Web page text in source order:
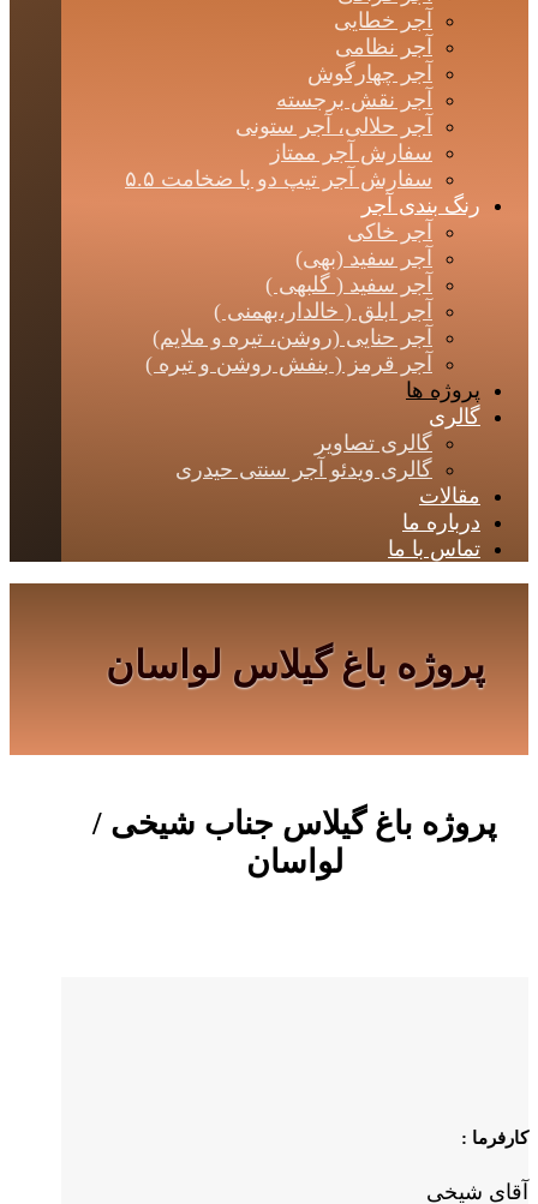
آجر خطایی
آجر نظامی
آجر چهارگوش
آجر نقش برجسته
آجر حلالی، آجر ستونی
سفارش آجر ممتاز
سفارش آجر تیپ دو با ضخامت ۵.۵
رنگ بندی آجر
آجر خاکی
آجر سفید (بهی)
آجر سفید ( گلبهی )
آجر ابلق ( خالدار،بهمنی )
آجر حنایی (روشن، تیره و ملایم)
آجر قرمز ( بنفش روشن و تیره )
پروژه ها
گالری
گالری تصاویر
گالری ویدئو آجر سنتی حیدری
مقالات
درباره ما
تماس با ما
پروژه باغ گیلاس لواسان
پروژه باغ گیلاس جناب شیخی /
لواسان
کارفرما :
آقای شیخی